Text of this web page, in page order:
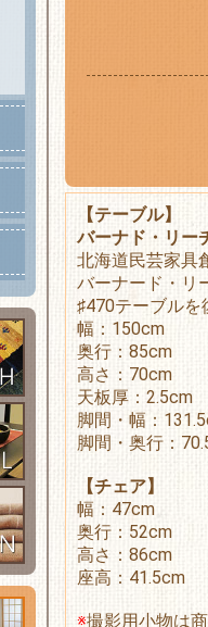
【テーブル】
バーナド・リー
北海道民芸家具
バーナード・リ
♯470テーブルを
幅：150cm
奥行：85cm
高さ：70cm
天板厚：2.5cm
脚間・幅：
脚間・奥行：
【チェア】
幅：47cm
奥行：52cm
高さ：86cm
座高：41.5cm
※撮影用小物は